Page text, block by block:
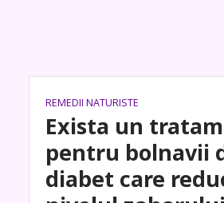
REMEDII NATURISTE
Exista un
pentru bolnavii
diabet care